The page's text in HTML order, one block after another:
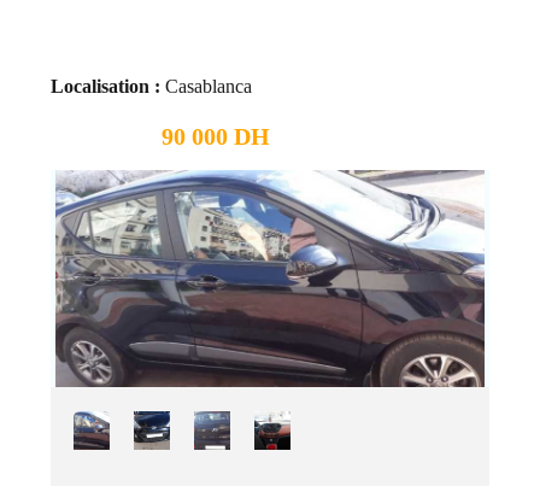
Localisation : Casablanca
90 000 DH